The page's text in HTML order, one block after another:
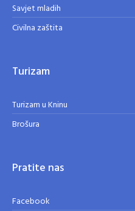
Savjet mladih
Civilna zaštita
Turizam
Turizam u Kninu
Brošura
Pratite nas
Facebook